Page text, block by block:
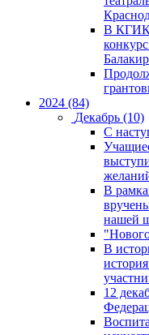
В КГИК
2024 (84)
Декабрь (10)
С
В
нашей
В
12